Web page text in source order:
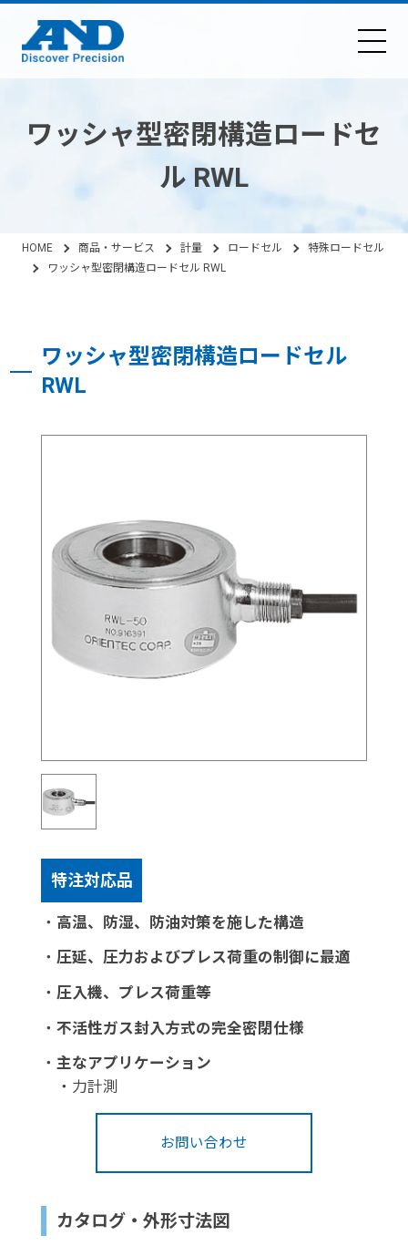
ワッシャ型密閉構造ロードセ
ル RWL
HOME 商品・サービス 計量 ロードセル
特殊ロードセル
ワッシャ型密閉構造ロードセル RWL
ワッシャ型密閉構造ロードセル
RWL
特注対応品
・ 高温、防湿、防油対策を施した構造
・ 圧延、圧力およびプレス荷重の制御に最適
・ 圧入機、プレス荷重等
・ 不活性ガス封入方式の完全密閉仕様
・ 主なアプリケーション
・力計測
お問い合わせ
カタログ・外形寸法図